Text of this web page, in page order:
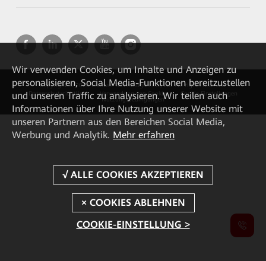
Copyright © 2026 Huawei Technologies Co., Ltd. All rights reserved.
Datenschutzrichtlinie
Verwendung von Cookies
Cookie Einstellungen
Nutzungsbedingungen
Wir verwenden Cookies, um Inhalte und Anzeigen zu
personalisieren, Social Media-Funktionen bereitzustellen
und unseren Traffic zu analysieren. Wir teilen auch
Informationen über Ihre Nutzung unserer Website mit
unseren Partnern aus den Bereichen Social Media,
Werbung und Analytik. Mehr erfahren
COOKIE-EINSTELLUNG >